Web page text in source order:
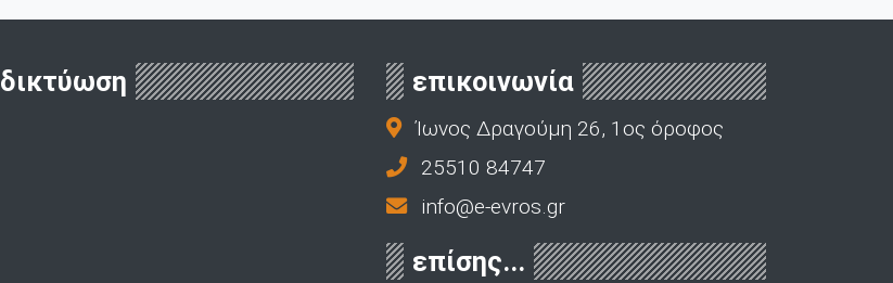
δικτύωση επικοινωνία
Ίωνος Δραγούμη 26, 1ος όροφος
25510 84747
info@e-evros.gr
επίσης...